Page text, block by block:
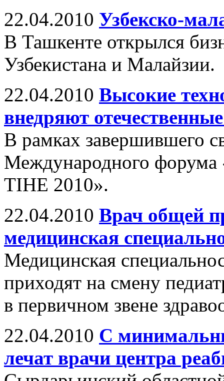
22.04.2010 Узбекско-
В Ташкенте открылся
Узбекистана и Малайзии.
22.04.2010 Высокие
внедряют
В рамках завершившего
Международного форума
TIHE 2010».
22.04.2010 Врач общей
медицинская
Медицинская
приходят на смену
в первичном звене
22.04.2010 С
лечат врачи центра